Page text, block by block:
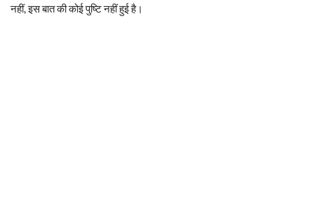
नहीं, इस बात की कोई पुष्टि नहीं हुई है।